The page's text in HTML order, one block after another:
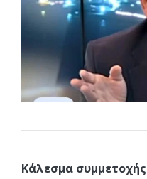
Κάλεσμα συμμετοχής